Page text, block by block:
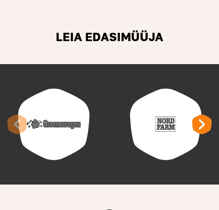
LEIA EDASIMÜÜJA